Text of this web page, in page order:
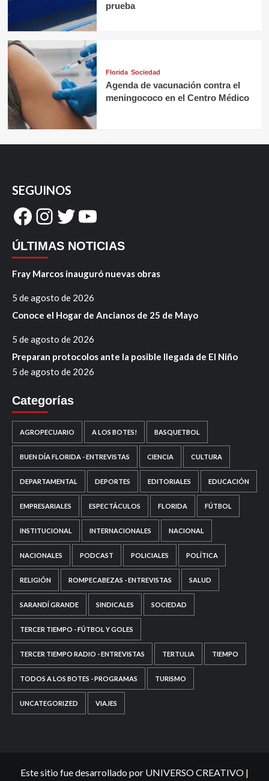
prueba
Florida Sociedad
Agenda de vacunación contra el
meningococo en el Centro Médico
SEGUINOS
Facebook
Instagram
Twitter
YouTube
ÚLTIMAS NOTICIAS
Fray Marcos inauguró nuevas obras
5 de agosto de 2026
Conoce el Hogar de Ancianos de 25 de Mayo
5 de agosto de 2026
Preparan protocolos ante la posible llegada de El Niño
5 de agosto de 2026
Categorías
AGROPECUARIO A LOS BOTES! BASQUETBOL
BUEN DÍA FLORIDA - ENTREVISTAS CIENCIA CULTURA
DEPARTAMENTAL DEPORTES EDITORIALES EDUCACIÓN
EMPRESARIALES ESPECTÁCULOS FLORIDA FÚTBOL
INSTITUCIONAL INTERNACIONALES NACIONAL
NACIONALES PODCAST POLICIALES POLÍTICA
RELIGIÓN ROMPECABEZAS - ENTREVISTAS SALUD
SARANDÍ GRANDE SINDICALES SOCIEDAD
TERCER TIEMPO - FÚTBOL Y GOLES
TERCER TIEMPO RADIO - ENTREVISTAS TERTULIA TIEMPO
TODOS A LOS BOTES - PROGRAMAS TURISMO
UNCATEGORIZED VIAJES
Este sitio fue desarrollado por UNIVERSO CREATIVO |